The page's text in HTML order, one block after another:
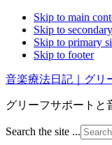
Skip to main
Skip to
Skip to primary
Skip to footer
音楽療法日記｜グリ
グリーフサポートと
Search the site ...